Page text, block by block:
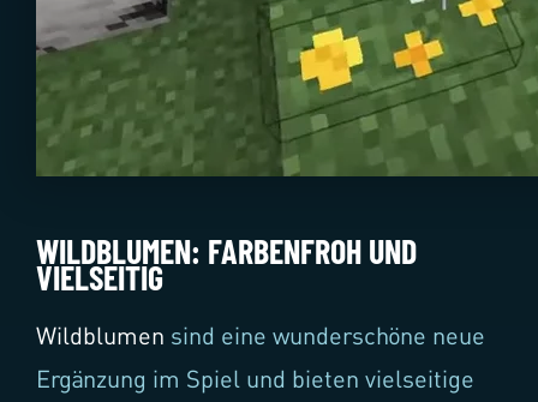
WILDBLUMEN: FARBENFROH UND
VIELSEITIG
Wildblumen sind eine wunderschöne neue
Ergänzung im Spiel und bieten vielseitige